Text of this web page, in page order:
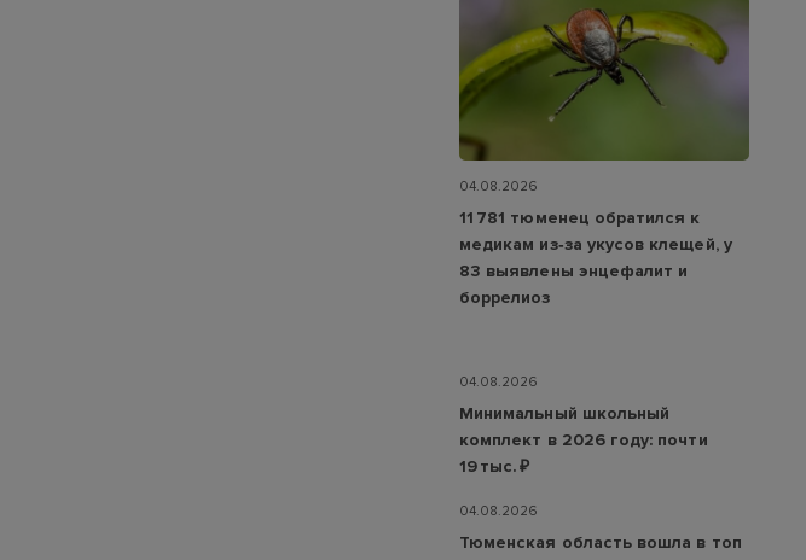
04.08.2026
11 781 тюменец обратился к
медикам из‑за укусов клещей, у
83 выявлены энцефалит и
боррелиоз
04.08.2026
Минимальный школьный
комплект в 2026 году: почти
19 тыс. ₽
04.08.2026
Тюменская область вошла в топ